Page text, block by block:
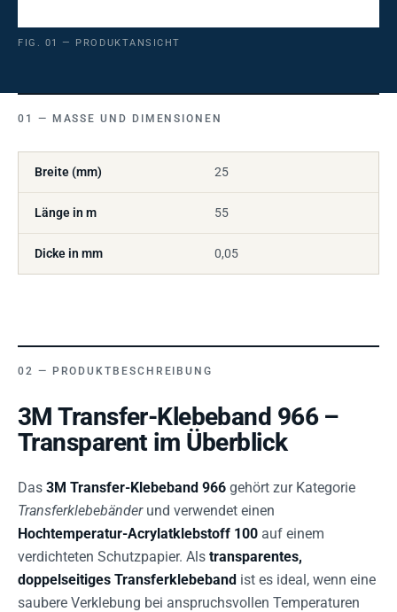
FIG. 01 — PRODUKTANSICHT
MASSE UND DIMENSIONEN
Breite (mm) 25
Länge in m 55
Dicke in mm 0,05
PRODUKTBESCHREIBUNG
3M Transfer-Klebeband 966 –
Transparent im Überblick
Das 3M Transfer-Klebeband 966 gehört zur Kategorie
Transferklebebänderund verwendet einen
Hochtemperatur-Acrylatklebstoff 100 auf einem
verdichteten Schutzpapier. Als transparentes,
doppelseitiges Transferklebeband ist es ideal, wenn eine
saubere Verklebung bei anspruchsvollen Temperaturen